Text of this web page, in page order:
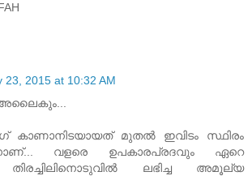
23, 2015 at 10:32 AM
മുതല്‍ ഇവിടം സ്ഥിരം
വളരെ ഉപകാരപ്രദവും ഏറെ
ലഭിച്ച അമൂല്യ